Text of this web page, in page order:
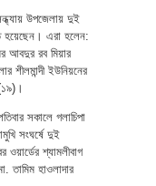
উপজেলায় দুই
হয়েছেন। এরা হলেন:
আবদুর রব মিয়ার
শীলমান্দী ইউনিয়নের
সকালে গলাচিপা
সংঘর্ষে দুই
শ্যামলীবাগ
তামিম হাওলাদার